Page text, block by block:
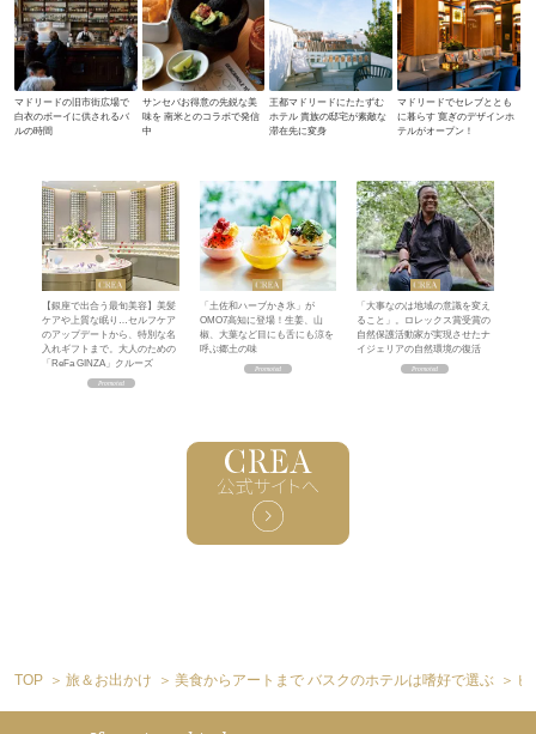
マドリードの旧市街広場で
白衣のボーイに供されるバ
ルの時間
サンセバお得意の先鋭な美
味を 南米とのコラボで発信
中
王都マドリードにたたずむ
ホテル 貴族の邸宅が素敵な
滞在先に変身
マドリードでセレブととも
に暮らす 寛ぎのデザインホ
テルがオープン！
【銀座で出合う最旬美容】美髪
ケアや上質な眠り…セルフケア
のアップデートから、特別な名
入れギフトまで。大人のための
「ReFa GINZA」クルーズ
「土佐和ハーブかき氷」が
OMO7高知に登場！生姜、山
椒、大葉など目にも舌にも涼を
呼ぶ郷土の味
「大事なのは地域の意識を変え
ること」。ロレックス賞受賞の
自然保護活動家が実現させたナ
イジェリアの自然環境の復活
TOP 旅＆お出かけ 美食からアートまで バスクのホテルは嗜好で選ぶ